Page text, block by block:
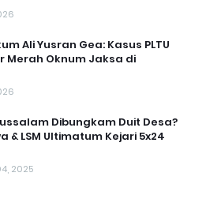
Ali Yusran Gea: Kasus PLTU
Merah Oknum Jaksa di
Dibungkam Duit Desa?
& LSM Ultimatum Kejari 5x24
2025